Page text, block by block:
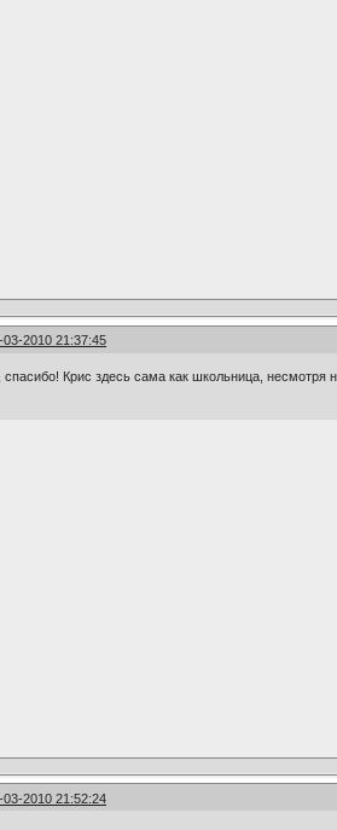
03-2010 21:37:45
, спасибо! Крис здесь сама как школьница, несмотря
03-2010 21:52:24